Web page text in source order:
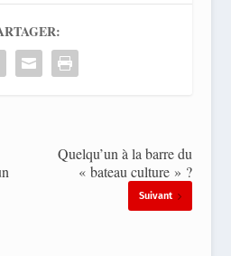
Quelqu’un à la barre du
« bateau culture » ?
Suivant